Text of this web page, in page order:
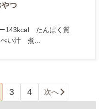
つ
ー143kcal たんぱく質
い汁 煮...
3 4 次へ